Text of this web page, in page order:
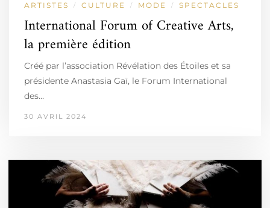
ARTISTES / CULTURE / MODE / SPECTACLES
International Forum of Creative Arts,
la première édition
Créé par l’association Révélation des Étoiles et sa
présidente Anastasia Gaï, le Forum International
des…
30 AVRIL 2024